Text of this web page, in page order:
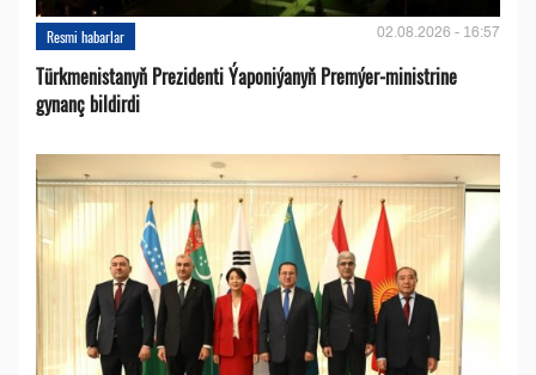
Resmi habarlar 02.08.2026 - 16:57
Türkmenistanyň Prezidenti Ýaponiýanyň Premýer-ministrine
gynanç bildirdi